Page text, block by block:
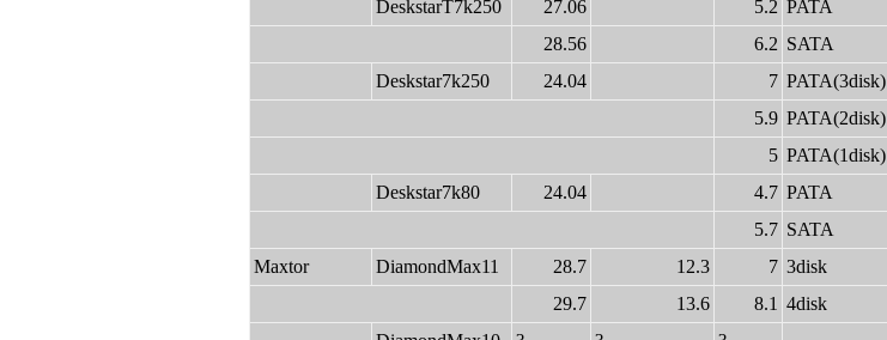
DeskstarT7k250
27.06 5.2 PATA
28.56
6.2 SATA
Deskstar7k250
24.04 7 PATA(3disk)
5.9 PATA(2disk)
5 PATA(1disk)
Deskstar7k80
24.04 4.7 PATA
5.7 SATA
Maxtor
DiamondMax11 28.7 12.3 7 3disk
29.7
13.6 8.1 4disk